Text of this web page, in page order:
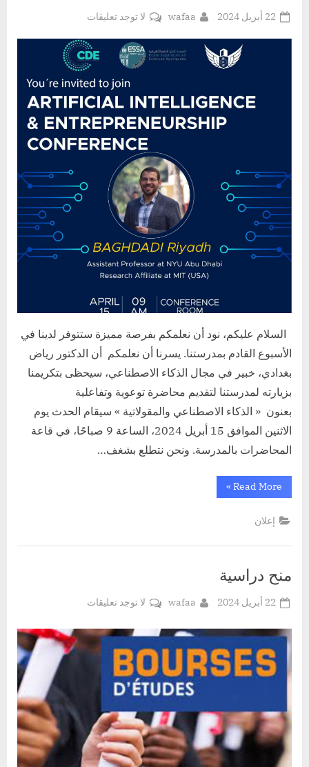
Posted
22 أبريل 2024 By
wafaa لا توجد تعليقاتعلى
السلام عليكم، نود أن نعلمكم بفرصة مميزة ستتوفر لدينا في
الأسبوع القادم بمدرستنا. يسرنا أن نعلمكم أن الدكتور رياض
بغدادي، خبير في مجال الذكاء الاصطناعي، سيحظى بتكريمنا
بزيارته لمدرستنا لتقديم محاضرة توعوية وتفاعلية
بعنون « الذكاء الاصطناعي والمقولاتية » سيقام الحدث يوم
الاثنين الموافق 15 أبريل 2024، الساعة 9 صباحًا، في قاعة
المحاضرات بالمدرسة. ونحن نتطلع بشغف…
Read More“مؤتمر”
»
إعلان
منح دراسية
Posted
22 أبريل 2024 By
wafaa لا توجد تعليقاتعلى
دراسية